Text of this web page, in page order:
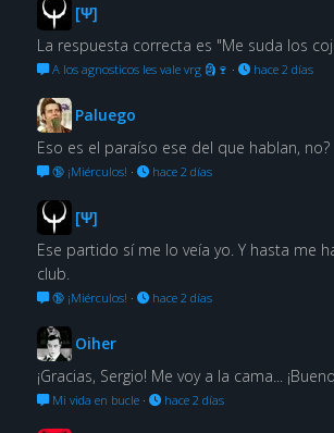
[Ψ]
La respuesta correcta es "Me suda los
A los agnosticos les vale vrg 🗿🍷 · hace 2 días
Paluego
Eso es el paraíso ese del que hablan, no?
🔞 ¡Miérculos! · hace 2 días
[Ψ]
Ese partido sí me lo veía yo. Y hasta me
club.
🔞 ¡Miérculos! · hace 2 días
Oiher
¡Gracias, Sergio! Me voy a la cama...
Mi vida en bucle· hace 2 días